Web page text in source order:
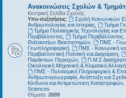
Ανακοινώσεις Σχολών &
Κεντρική Σελίδα Σχολής
Υπο-συζητήσεις:
Σχολή Κοινωνικών
Ανθρωπολογίας και Ιστορίας
Τμήμα
Τμήμα Πολιτισμικής Τεχνολογίας και
Περιβάλλοντος
Τμήμα Περιβάλλοντος,
Θαλασσίων Βιοεπιστημών
ΠΜΣ -
Γεωπληροφορική
ΠΜΣ - Κοινωνική
Περιβαλλοντική Πολιτική και Διαχείριση
Παράκτιων Περιοχών
Π.Μ.Σ Διατήρηση
Οικολογική Μηχανική & Κλιματική Αλλαγή
ΠΜΣ - Πολιτισμική Πληροφορική &
Ανθρωπογεωγραφία, Ανάπτυξη και
Κίνδυνοι και Αντιμετώπιση Καταστροφών
Sciences
Θέματα: 2699